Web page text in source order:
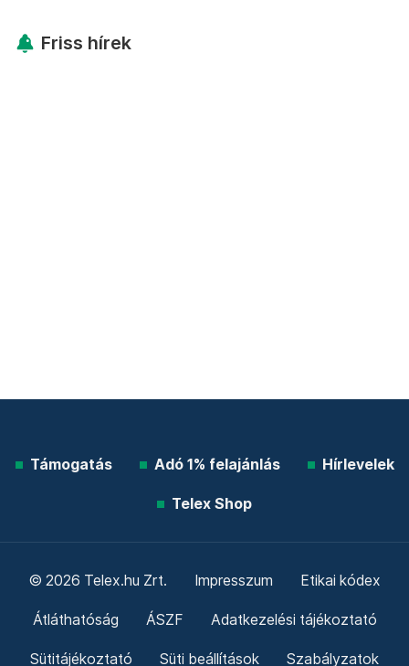
Friss hírek
Támogatás Adó 1% felajánlás Hírlevelek
Telex Shop
© 2026 Telex.hu Zrt. Impresszum Etikai kódex
Átláthatóság ÁSZF Adatkezelési tájékoztató
Sütitájékoztató Süti beállítások Szabályzatok